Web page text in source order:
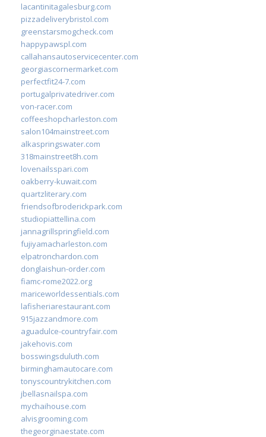
lacantinitagalesburg.com
pizzadeliverybristol.com
greenstarsmogcheck.com
happypawspl.com
callahansautoservicecenter.com
georgiascornermarket.com
perfectfit24-7.com
portugalprivatedriver.com
von-racer.com
coffeeshopcharleston.com
salon104mainstreet.com
alkaspringswater.com
318mainstreet8h.com
lovenailsspari.com
oakberry-kuwait.com
quartzliterary.com
friendsofbroderickpark.com
studiopiattellina.com
jannagrillspringfield.com
fujiyamacharleston.com
elpatronchardon.com
donglaishun-order.com
fiamc-rome2022.org
mariceworldessentials.com
lafisheriarestaurant.com
915jazzandmore.com
aguadulce-countryfair.com
jakehovis.com
bosswingsduluth.com
birminghamautocare.com
tonyscountrykitchen.com
jbellasnailspa.com
mychaihouse.com
alvisgrooming.com
thegeorginaestate.com